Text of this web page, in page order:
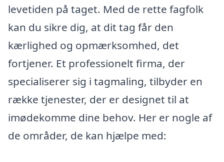
levetiden på taget. Med de rette fagfolk
kan du sikre dig, at dit tag får den
kærlighed og opmærksomhed, det
fortjener. Et professionelt firma, der
specialiserer sig i tagmaling, tilbyder en
række tjenester, der er designet til at
imødekomme dine behov. Her er nogle af
de områder, de kan hjælpe med: